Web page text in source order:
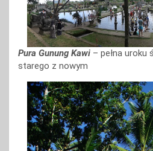
Pura Gunung Kawi – pełna uroku
starego z nowym